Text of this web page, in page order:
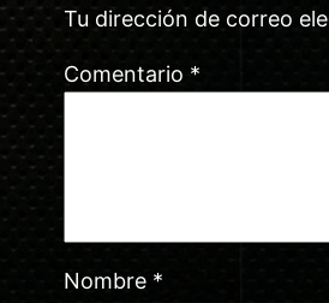
Tu dirección de correo
Comentario *
Nombre *